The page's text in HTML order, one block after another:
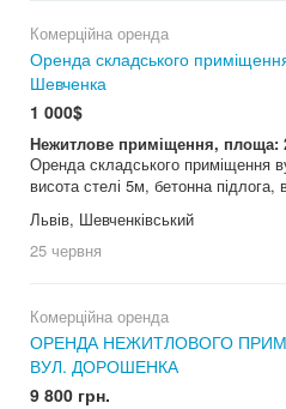
Комерційна оренда
Оренда складського
Шевченка
1 000$
Нежитлове приміщення, площа:
Оренда складського
висота стелі 5м, бетонна підлога,
Львів, Шевченківський
25 червня
Комерційна оренда
ОРЕНДА НЕЖИТЛОВОГО
ВУЛ. ДОРОШЕНКА
9 800 грн.